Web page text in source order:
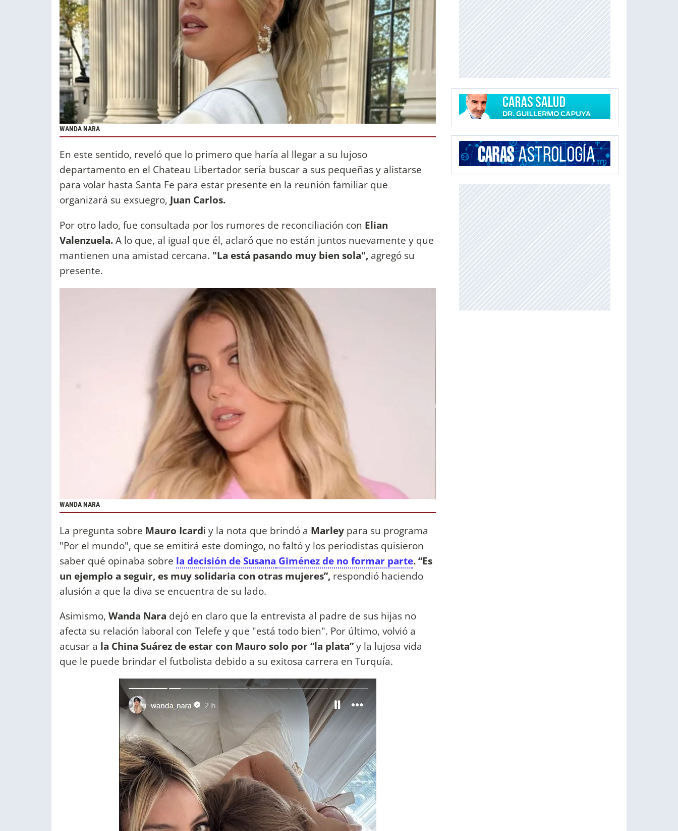
WANDA NARA
En este sentido, reveló que lo primero que haría al llegar a su lujoso
departamento en el Chateau Libertador sería buscar a sus pequeñas y alistarse
para volar hasta Santa Fe para estar presente en la reunión familiar que
organizará su exsuegro, Juan Carlos.
Por otro lado, fue consultada por los rumores de reconciliación con Elian
Valenzuela.A lo que, al igual que él, aclaró que no están juntos nuevamente y que
mantienen una amistad cercana. "La está pasando muy bien sola", agregó su
presente.
WANDA NARA
La pregunta sobre Mauro Icardi y la nota que brindó a Marley para su programa
"Por el mundo", que se emitirá este domingo, no faltó y los periodistas quisieron
saber qué opinaba sobre la decisión de Susana Giménez de no formar parte.“Es
un ejemplo a seguir, es muy solidaria con otras mujeres”, respondió haciendo
alusión a que la diva se encuentra de su lado.
Asimismo, Wanda Nara dejó en claro que la entrevista al padre de sus hijas no
afecta su relación laboral con Telefe y que "está todo bien". Por último, volvió a
acusar a la China Suárez de estar con Mauro solo por “la plata”y la lujosa vida
que le puede brindar el futbolista debido a su exitosa carrera en Turquía.